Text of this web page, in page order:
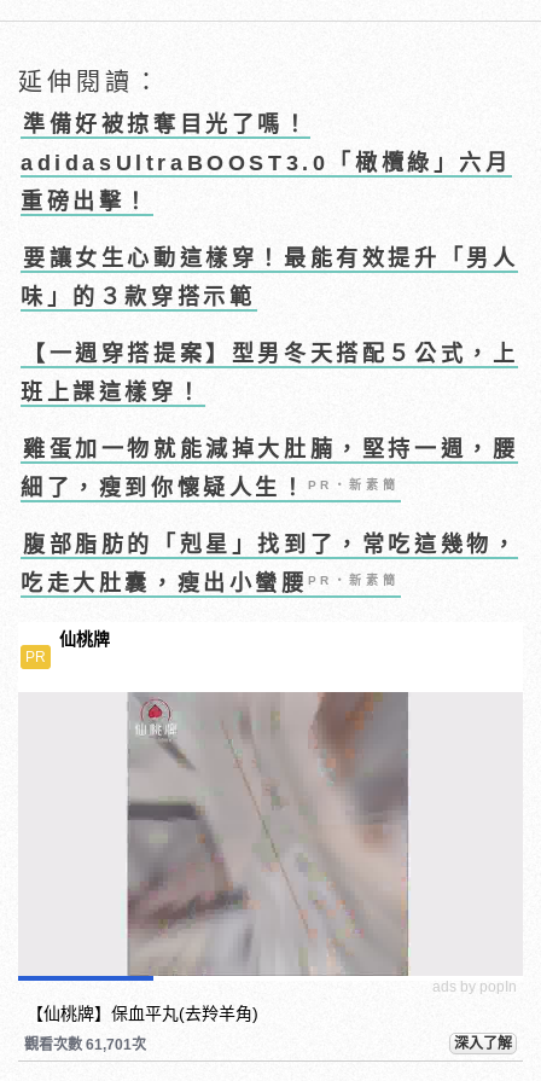
延伸閱讀：
準備好被掠奪目光了嗎！
adidasUltraBOOST3.0「橄欖綠」六月
重磅出擊！
要讓女生心動這樣穿！最能有效提升「男人
味」的３款穿搭示範
【一週穿搭提案】型男冬天搭配５公式，上
班上課這樣穿！
雞蛋加一物就能減掉大肚腩，堅持一週，腰
細了，瘦到你懷疑人生！
PR・新素簡
腹部脂肪的「剋星」找到了，常吃這幾物，
吃走大肚囊，瘦出小蠻腰 PR・新素簡
PR
仙桃牌
ads by popIn
【仙桃牌】保血平丸(去羚羊角)
觀看次數 61,701次 深入了解